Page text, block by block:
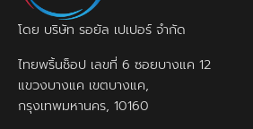
โดย บริษัท รอยัล เปเปอร์ จำกัด
ไทยพริ้นช็อป เลขที่ 6 ซอยบางแค 12
แขวงบางแค เขตบางแค,
กรุงเทพมหานคร, 10160